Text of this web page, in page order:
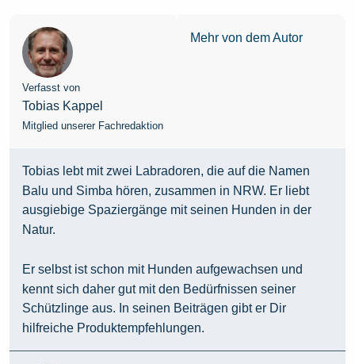
Verfasst von
Tobias Kappel
Mitglied unserer Fachredaktion
Mehr von dem Autor
Tobias lebt mit zwei Labradoren, die auf die Namen
Balu und Simba hören, zusammen in NRW. Er liebt
ausgiebige Spaziergänge mit seinen Hunden in der
Natur.
Er selbst ist schon mit Hunden aufgewachsen und
kennt sich daher gut mit den Bedürfnissen seiner
Schützlinge aus. In seinen Beiträgen gibt er Dir
hilfreiche Produktempfehlungen.